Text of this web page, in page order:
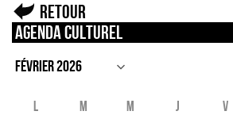
Retour
Agenda culturel
L M M J V